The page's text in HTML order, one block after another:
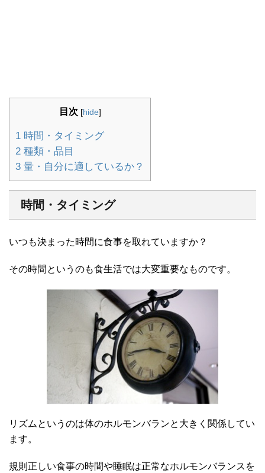
目次 [hide]
1 時間・タイミング
2 種類・品目
3 量・自分に適しているか？
時間・タイミング
いつも決まった時間に食事を取れていますか？
その時間というのも食生活では大変重要なものです。
リズムというのは体のホルモンバランと大きく関係してい
ます。
規則正しい食事の時間や睡眠は正常なホルモンバランスを